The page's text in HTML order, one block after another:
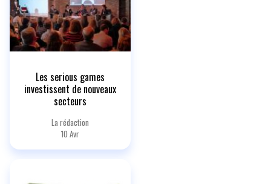
Les serious games
investissent de nouveaux
secteurs
La rédaction
10 Avr